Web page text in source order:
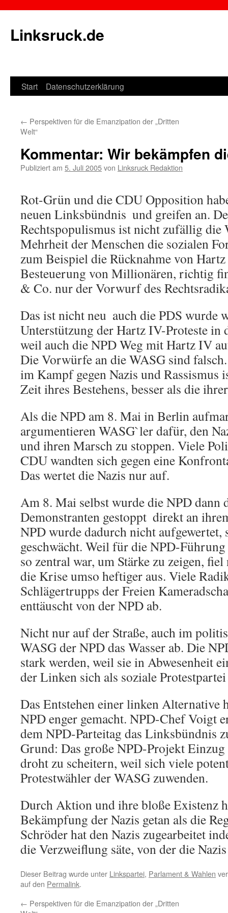
Linksruck.de
Springe
Inhalt
Start Datenschutzerklärung
← Perspektiven für die Emanzipation der „Dritten
Welt“
Kommentar: Wir bekämpfen
Publiziert am 5. Juli 2005von Linksruck Redaktion
Rot-Grün und die CDU Opposition
neuen Linksbündnis  und greifen an.
Rechtspopulismus ist nicht zufällig die
Mehrheit der Menschen die sozialen
zum Beispiel die Rücknahme von
Besteuerung von Millionären, richtig
& Co. nur der Vorwurf des
Das ist nicht neu  auch die PDS wurde
Unterstützung der Hartz IV-Proteste in
weil auch die NPD Weg mit Hartz IV
Die Vorwürfe an die WASG sind
im Kampf gegen Nazis und Rassismus
Zeit ihres Bestehens, besser als die
Als die NPD am 8. Mai in Berlin
argumentieren WASG`ler dafür, den
und ihren Marsch zu stoppen. Viele
CDU wandten sich gegen eine
Das wertet die Nazis nur auf.
Am 8. Mai selbst wurde die NPD dann
Demonstranten gestoppt  direkt an
NPD wurde dadurch nicht
geschwächt. Weil für die NPD-Führung
so zentral war, um Stärke zu zeigen,
die Krise umso heftiger aus. Viele
Schlägertrupps der Freien
enttäuscht von der NPD ab.
Nicht nur auf der Straße, auch im
WASG der NPD das Wasser ab. Die
stark werden, weil sie in Abwesenheit
der Linken sich als soziale
Das Entstehen einer linken Alternative
NPD enger gemacht. NPD-Chef Voigt
dem NPD-Parteitag das Linksbündnis
Grund: Das große NPD-Projekt
droht zu scheitern, weil sich viele
Protestwähler der WASG zuwenden.
Durch Aktion und ihre bloße Existenz
Bekämpfung der Nazis getan als die
Schröder hat den Nazis zugearbeitet
die Verzweiflung säte, von der die
Dieser Beitrag wurde unter Linkspartei, Parlament & Wahlen
auf den Permalink.
← Perspektiven für die Emanzipation der „Dritten